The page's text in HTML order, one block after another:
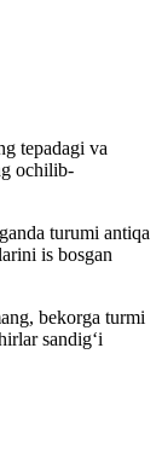
tepadagi va
ochilib-
turumi antiqa
is bosgan
bekorga turmi
sandigʻi